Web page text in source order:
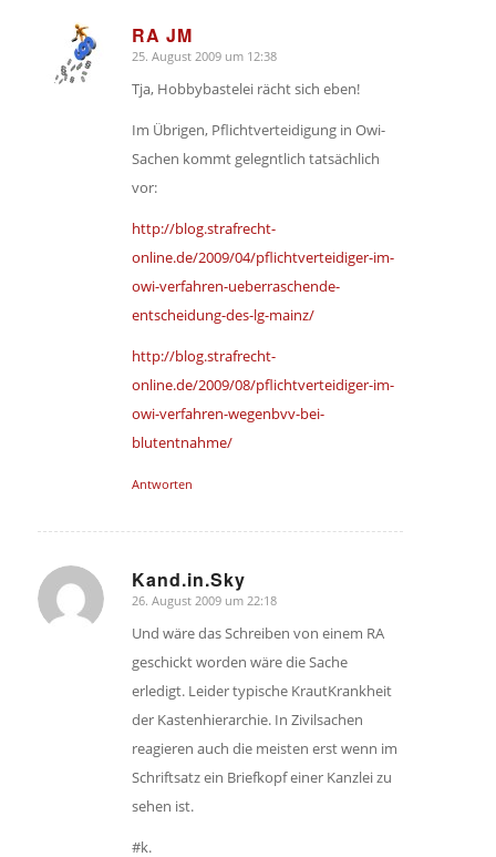
RA JM
sagte:
25. August 2009 um 12:38
Tja, Hobbybastelei rächt sich eben!
Im Übrigen, Pflichtverteidigung in Owi-
Sachen kommt gelegntlich tatsächlich
vor:
http://blog.strafrecht-
online.de/2009/04/pflichtverteidiger-im-
owi-verfahren-ueberraschende-
entscheidung-des-lg-mainz/
http://blog.strafrecht-
online.de/2009/08/pflichtverteidiger-im-
owi-verfahren-wegenbvv-bei-
blutentnahme/
Antworten
Kand.in.Sky
sagte:
26. August 2009 um 22:18
Und wäre das Schreiben von einem RA
geschickt worden wäre die Sache
erledigt. Leider typische KrautKrankheit
der Kastenhierarchie. In Zivilsachen
reagieren auch die meisten erst wenn im
Schriftsatz ein Briefkopf einer Kanzlei zu
sehen ist.
#k.